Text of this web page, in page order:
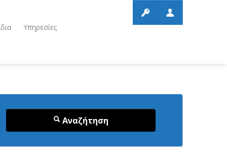
Υπηρεσίες
Αναζήτηση